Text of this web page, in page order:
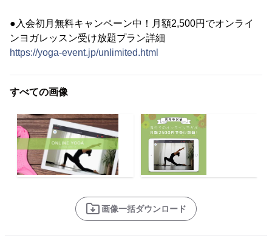
●入会初月無料キャンペーン中！月額2,500円でオンライ
ンヨガレッスン受け放題プラン詳細
https://yoga-event.jp/unlimited.html
すべての画像
画像一括ダウンロード